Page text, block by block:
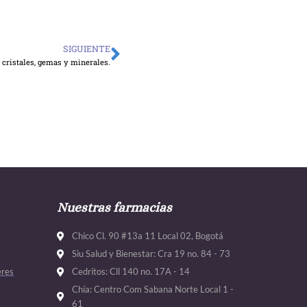
SIGUIENTE
gemas y minerales.Siguiente
Nuestras farmacias
Chico Cl. 90 #13a 11 Local 02, Bogotá
Siu Salud y Bienestar: Cra 19 no. 84 - 73
Cedritos: Cll 140 no. 17A - 14
Chía: Centro Com Sabana Norte Local 1 -
61